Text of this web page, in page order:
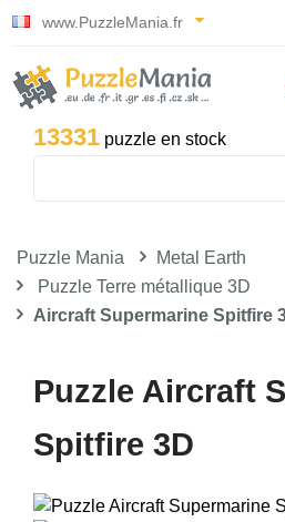
www.PuzzleMania.fr
13331 puzzle en stock
Puzzle Mania
Metal Earth
Puzzle Terre métallique 3D
Aircraft Supermarine Spitfire
Puzzle Aircraft
Spitfire 3D